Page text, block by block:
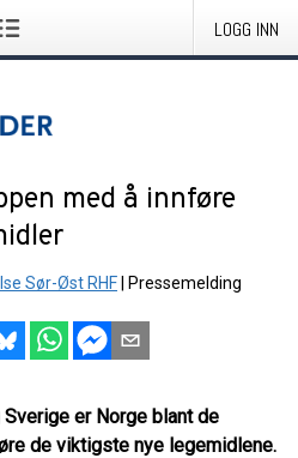
LOGG INN
med å innføre
Sør-Øst RHF Pressemelding
er Norge blant de
de viktigste nye legemidlene.